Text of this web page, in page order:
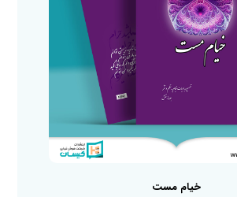
خیام مست